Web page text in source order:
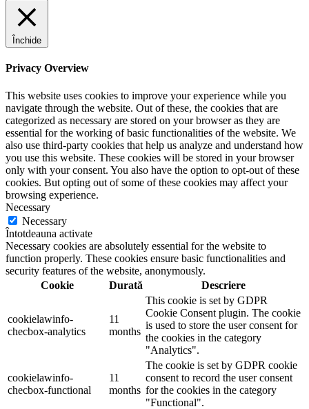
Închide
Privacy Overview
This website uses cookies to improve your experience while you
navigate through the website. Out of these, the cookies that are
categorized as necessary are stored on your browser as they are
essential for the working of basic functionalities of the website. We
also use third-party cookies that help us analyze and understand how
you use this website. These cookies will be stored in your browser
only with your consent. You also have the option to opt-out of these
cookies. But opting out of some of these cookies may affect your
browsing experience.
Necessary
Necessary
Întotdeauna activate
Necessary cookies are absolutely essential for the website to
function properly. These cookies ensure basic functionalities and
security features of the website, anonymously.
Cookie
Durată Descriere
cookielawinfo-
checbox-analytics
11
months
This cookie is set by GDPR
Cookie Consent plugin. The cookie
is used to store the user consent for
the cookies in the category
"Analytics".
cookielawinfo-
checbox-functional
11
months
The cookie is set by GDPR cookie
consent to record the user consent
for the cookies in the category
"Functional".